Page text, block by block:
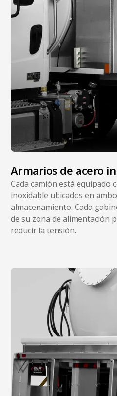
Armarios de acero
Cada camión está equipado
inoxidable ubicados en
almacenamiento. Cada
de su zona de alimentación
reducir la tensión.